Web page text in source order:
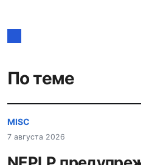
По теме
MISC
7 августа 2026